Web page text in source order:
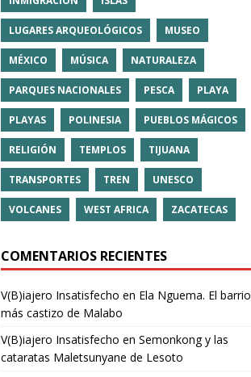
LUGARES ARQUEOLÓGICOS MUSEO
MÉXICO MÚSICA NATURALEZA
PARQUES NACIONALES PESCA PLAYA
PLAYAS POLINESIA PUEBLOS MÁGICOS
RELIGIÓN TEMPLOS TIJUANA
TRANSPORTES TREN UNESCO
VOLCANES WEST AFRICA ZACATECAS
COMENTARIOS RECIENTES
V(B)iajero Insatisfecho en Ela Nguema. El barrio
más castizo de Malabo
V(B)iajero Insatisfecho en Semonkong y las
cataratas Maletsunyane de Lesoto